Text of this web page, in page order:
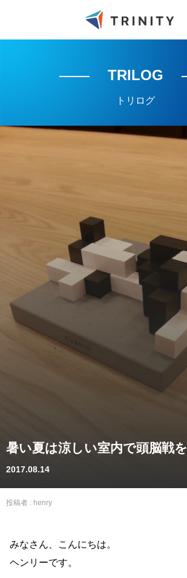
TRILOG
トリログ
暑い夏は涼しい室内で頭脳戦を
2017.08.14
投稿者 : henry
みなさん、こんにちは。
ヘンリーです。